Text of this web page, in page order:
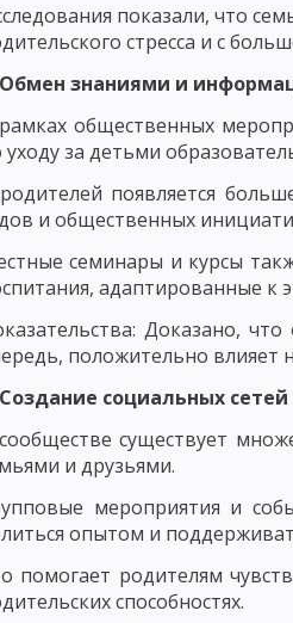
УЧАЩИХСЯ
КАК ОБЩЕСТВЕННО-
ПОДСОЗНАНИЕ, НАВЫКИ,
ПРОЦЕСС ВОСПИТАНИЯ.
ОСНОВНЫЕ
КАК СУБЪЕКТ
ВОСПИТАТЕЛЬНОГО ПРОЦЕССА
ПРОЦЕССА РЕЗУЛЬТАТИВНЫЙ
ВОСПИТАНИЯ В
ПРИНЦИПОВ
ЖИЗНЬЮ В ВОСПИТАНИИ
ВЗАИМООТНОШЕНИЙ
И КОНКРЕТНОСТИ
показали, что
стресса и с
знаниями и
общественных
уходу за детьми
появляется
и общественных
семинары и курсы
адаптированные к
Доказано,
положительно влияет
социальных сетей
существует
и друзьями.
мероприятия и
опытом и
помогает родителям
способностях.